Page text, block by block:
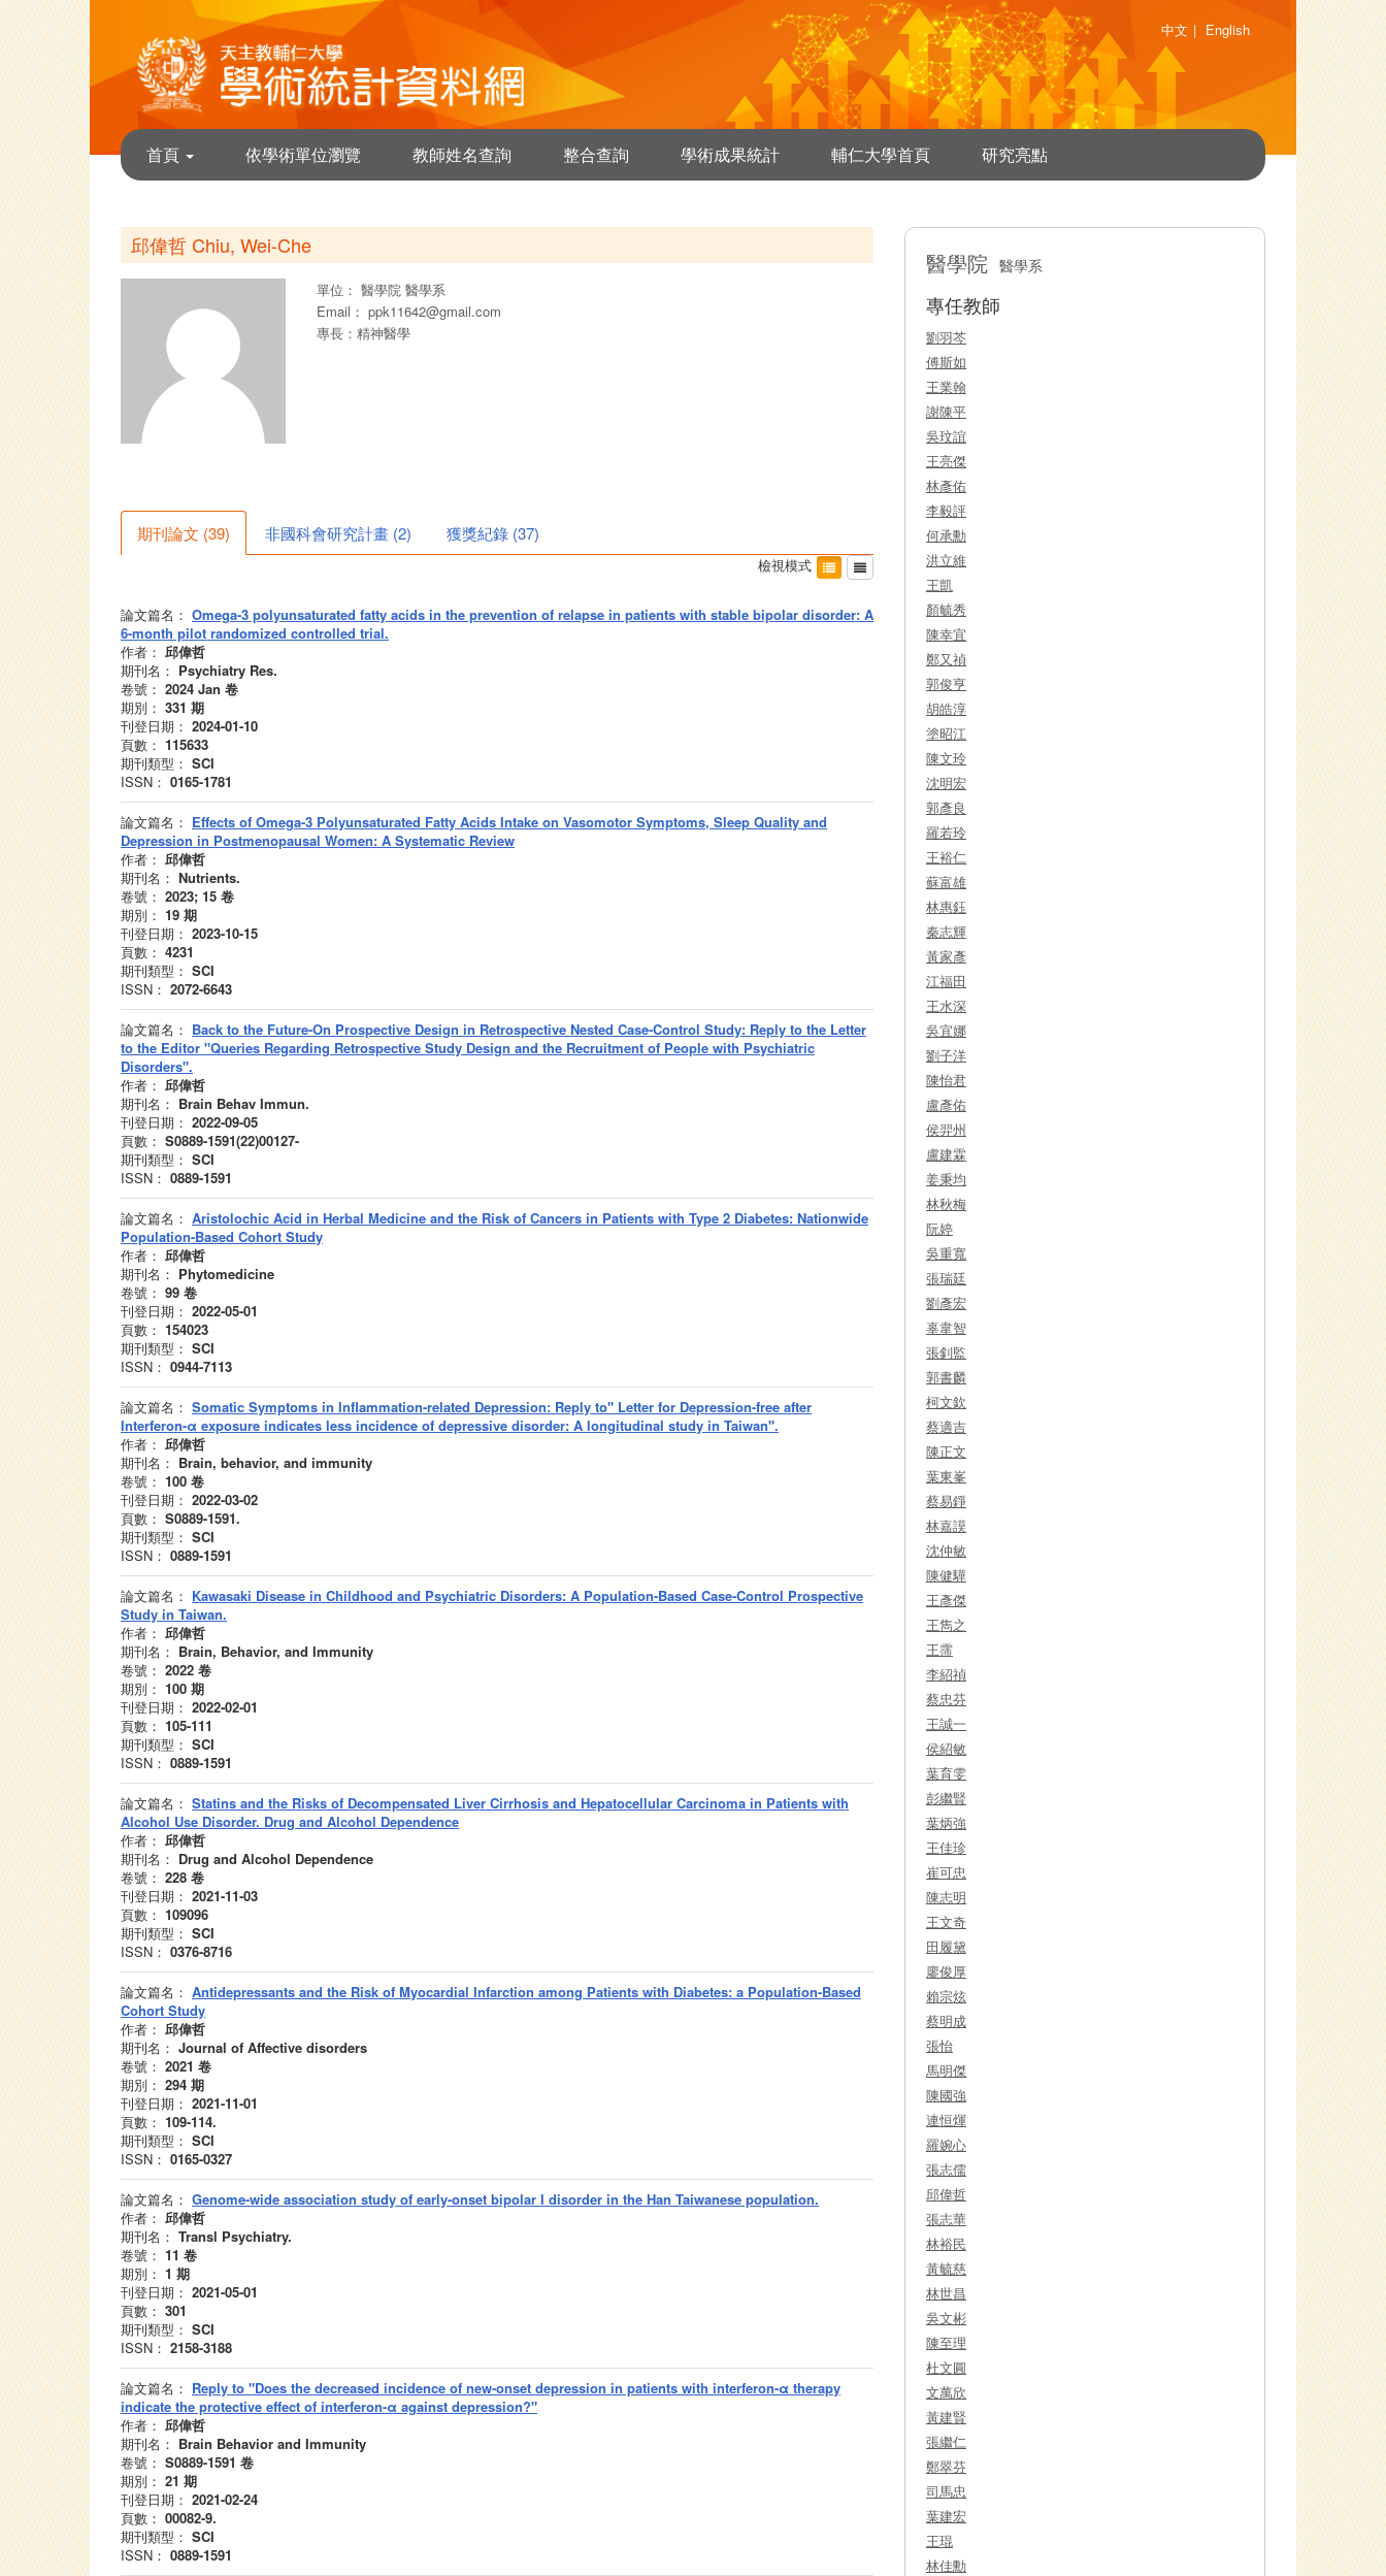
中文 | English
首頁 依學術單位瀏覽 教師姓名查詢 整合查詢 學術成果統計 輔仁大學首頁 研究亮點
邱偉哲 Chiu, Wei-Che
單位： 醫學院 醫學系
Email： ppk11642@gmail.com
專長：精神醫學
期刊論文 (39) 非國科會研究計畫 (2) 獲獎紀錄 (37)
檢視模式
論文篇名： Omega-3 polyunsaturated fatty acids in the prevention of relapse in patients with stable bipolar disorder: A
6-month pilot randomized controlled trial.
作者： 邱偉哲
期刊名： Psychiatry Res.
卷號： 2024 Jan 卷
期別： 331 期
刊登日期： 2024-01-10
頁數： 115633
期刊類型： SCI
ISSN： 0165-1781
論文篇名： Effects of Omega-3 Polyunsaturated Fatty Acids Intake on Vasomotor Symptoms, Sleep Quality and
Depression in Postmenopausal Women: A Systematic Review
作者： 邱偉哲
期刊名： Nutrients.
卷號： 2023; 15 卷
期別： 19 期
刊登日期： 2023-10-15
頁數： 4231
期刊類型： SCI
ISSN： 2072-6643
論文篇名： Back to the Future-On Prospective Design in Retrospective Nested Case-Control Study: Reply to the Letter
to the Editor "Queries Regarding Retrospective Study Design and the Recruitment of People with Psychiatric
Disorders".
作者： 邱偉哲
期刊名： Brain Behav Immun.
刊登日期： 2022-09-05
頁數： S0889-1591(22)00127-
期刊類型： SCI
ISSN： 0889-1591
論文篇名： Aristolochic Acid in Herbal Medicine and the Risk of Cancers in Patients with Type 2 Diabetes: Nationwide
Population-Based Cohort Study
作者： 邱偉哲
期刊名： Phytomedicine
卷號： 99 卷
刊登日期： 2022-05-01
頁數： 154023
期刊類型： SCI
ISSN： 0944-7113
論文篇名： Somatic Symptoms in Inflammation-related Depression: Reply to" Letter for Depression-free after
Interferon-α exposure indicates less incidence of depressive disorder: A longitudinal study in Taiwan".
作者： 邱偉哲
期刊名： Brain, behavior, and immunity
卷號： 100 卷
刊登日期： 2022-03-02
頁數： S0889-1591.
期刊類型： SCI
ISSN： 0889-1591
論文篇名： Kawasaki Disease in Childhood and Psychiatric Disorders: A Population-Based Case-Control Prospective
Study in Taiwan.
作者： 邱偉哲
期刊名： Brain, Behavior, and Immunity
卷號： 2022 卷
期別： 100 期
刊登日期： 2022-02-01
頁數： 105-111
期刊類型： SCI
ISSN： 0889-1591
論文篇名： Statins and the Risks of Decompensated Liver Cirrhosis and Hepatocellular Carcinoma in Patients with
Alcohol Use Disorder. Drug and Alcohol Dependence
作者： 邱偉哲
期刊名： Drug and Alcohol Dependence
卷號： 228 卷
刊登日期： 2021-11-03
頁數： 109096
期刊類型： SCI
ISSN： 0376-8716
論文篇名： Antidepressants and the Risk of Myocardial Infarction among Patients with Diabetes: a Population-Based
Cohort Study
作者： 邱偉哲
期刊名： Journal of Affective disorders
卷號： 2021 卷
期別： 294 期
刊登日期： 2021-11-01
頁數： 109-114.
期刊類型： SCI
ISSN： 0165-0327
論文篇名： Genome-wide association study of early-onset bipolar I disorder in the Han Taiwanese population.
作者： 邱偉哲
期刊名： Transl Psychiatry.
卷號： 11 卷
期別： 1 期
刊登日期： 2021-05-01
頁數： 301
期刊類型： SCI
ISSN： 2158-3188
論文篇名： Reply to "Does the decreased incidence of new-onset depression in patients with interferon-α therapy
indicate the protective effect of interferon-α against depression?"
作者： 邱偉哲
期刊名： Brain Behavior and Immunity
卷號： S0889-1591 卷
期別： 21 期
刊登日期： 2021-02-24
頁數： 00082-9.
期刊類型： SCI
ISSN： 0889-1591
醫學院 醫學系
專任教師
劉羽芩
傅斯如
王業翰
謝陳平
吳玟誼
王亮傑
林彥佑
李毅評
何承勳
洪立維
王凱
顏毓秀
陳幸宜
鄭又禎
郭俊亨
胡皓淳
塗昭江
陳文玲
沈明宏
郭彥良
羅若玲
王裕仁
蘇富雄
林惠鈺
秦志輝
黃家彥
江福田
王水深
吳宜娜
劉子洋
陳怡君
盧彥佑
侯羿州
盧建霖
姜秉均
林秋梅
阮婷
吳重寬
張瑞廷
劉彥宏
辜韋智
張釗監
郭書麟
柯文欽
蔡適吉
陳正文
葉東峯
蔡易錚
林嘉謨
沈仲敏
陳健驊
王彥傑
王雋之
王霈
李紹禎
蔡忠芬
王誠一
侯紹敏
葉育雯
彭繼賢
葉炳強
王佳珍
崔可忠
陳志明
王文奇
田履黛
廖俊厚
賴宗炫
蔡明成
張怡
馬明傑
陳國強
連恒煇
羅婉心
張志儒
邱偉哲
張志華
林裕民
黃毓慈
林世昌
吳文彬
陳至理
杜文圓
文萬欣
黃建賢
張繼仁
鄭翠芬
司馬忠
葉建宏
王琨
林佳勳